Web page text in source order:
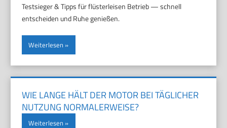
Testsieger & Tipps für flüsterleisen Betrieb — schnell
entscheiden und Ruhe genießen.
Weiterlesen
WIE LANGE HÄLT DER MOTOR BEI TÄGLICHER
NUTZUNG NORMALERWEISE?
Weiterlesen